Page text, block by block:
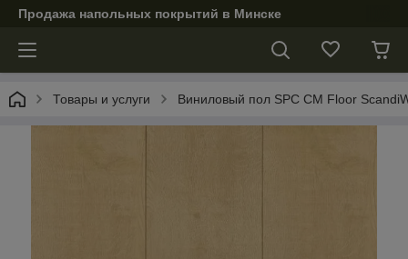
Продажа напольных покрытий в Минске
Товары и услуги Виниловый пол SPC CM Floor